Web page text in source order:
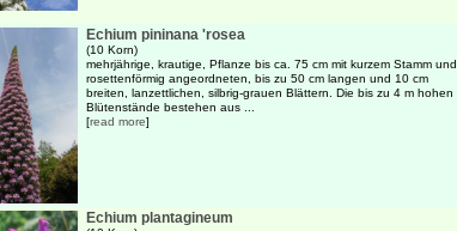
Echium pininana 'rosea
(10 Korn)
mehrjährige, krautige, Pflanze bis ca. 75 cm mit kurzem Stamm und
rosettenförmig angeordneten, bis zu 50 cm langen und 10 cm
breiten, lanzettlichen, silbrig-grauen Blättern. Die bis zu 4 m hohen
Blütenstände bestehen aus ...
[read more]
Echium plantagineum